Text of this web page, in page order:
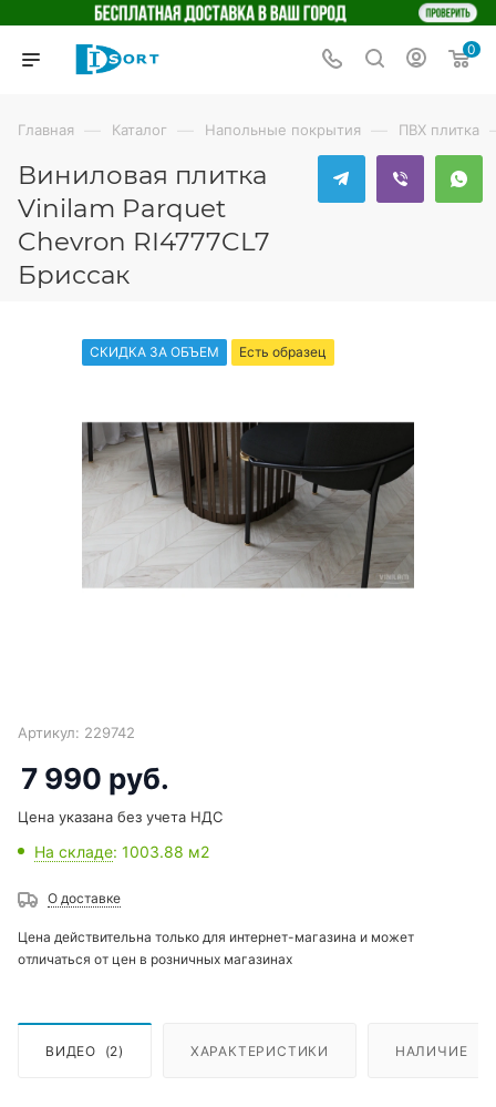
0
Главная — Каталог — Напольные покрытия — ПВХ плитка
Виниловая плитка
Vinilam Parquet
Chevron RI4777CL7
Бриссак
СКИДКА ЗА ОБЪЕМ Есть образец
Артикул: 229742
7 990 руб.
Цена указана без учета НДС
На складе: 1003.88 м2
О доставке
Цена действительна только для интернет-магазина и может
отличаться от цен в розничных магазинах
ВИДЕО (2) ХАРАКТЕРИСТИКИ НАЛИЧИЕ